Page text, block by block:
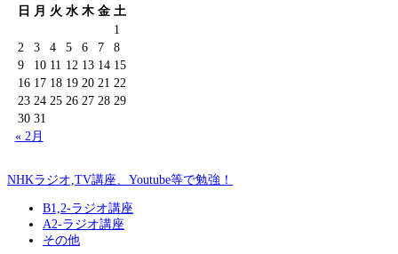
日
月 火 水 木 金 土
1
2
3 4 5 6 7
8
9
10 11 12 13 14 15
16 17 18 19 20 21 22
23 24 25 26 27 28 29
30 31
« 2月
NHKラジオ,TV講座、Youtube等で勉強！
B1,2-ラジオ講座
A2-ラジオ講座
その他